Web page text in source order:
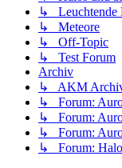
↳ Leuchtende
↳ Meteore
↳ Off-Topic
↳ Test Forum
Archiv
↳ AKM
↳ Forum:
↳ Forum:
↳ Forum:
↳ Forum: